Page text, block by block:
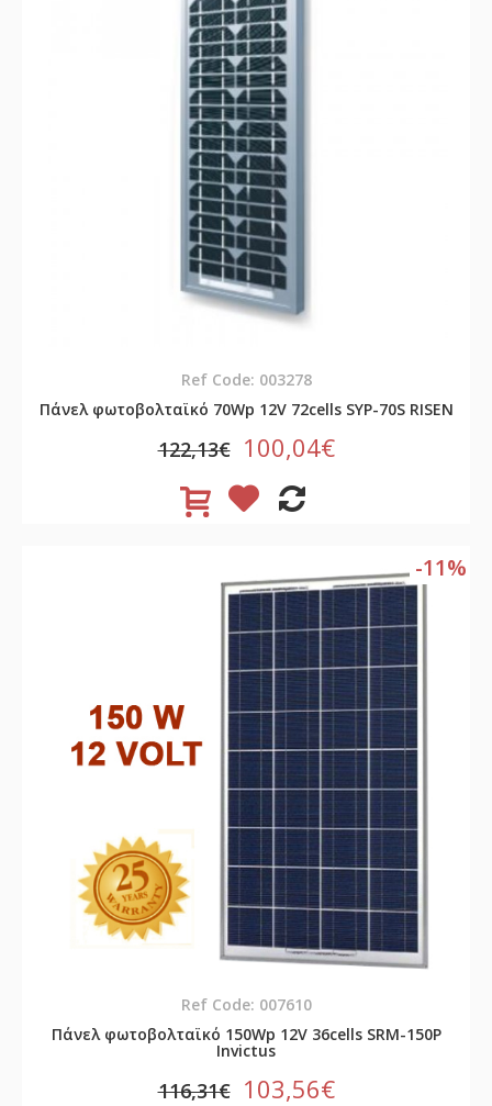
Ref Code: 003278
Πάνελ φωτοβολταϊκό 70Wp 12V 72cells SYP-70S RISEN
122,13€ 100,04€
-11%
Ref Code: 007610
Πάνελ φωτοβολταϊκό 150Wp 12V 36cells SRM-150P
Invictus
116,31€ 103,56€